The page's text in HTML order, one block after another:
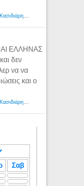
Αμερικανοί ρατσιστές αναρωτιούνται αν ο Ηλίας Κασιδιάρης ανήκει στη λευκή φυλή... - Λόγιος Ερμής
ΕΛΛΗΝΑΣ
δεν
να να
και ο
Αμερικανοί ρατσιστές αναρωτιούνται αν ο Ηλίας Κασιδιάρης ανήκει στη λευκή φυλή... - Λόγιος Ερμής
Σαβ